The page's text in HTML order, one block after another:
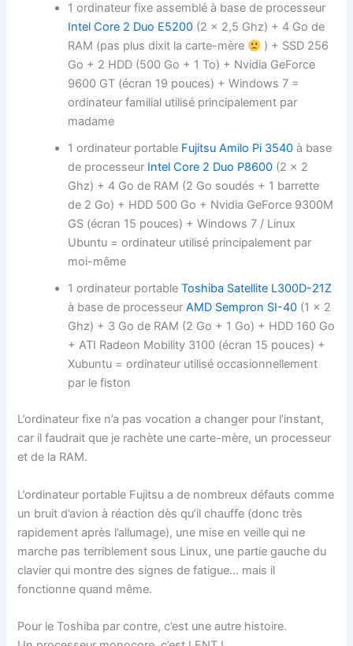
1 ordinateur fixe assemblé à base de processeur
Intel Core 2 Duo E5200 (2 x 2,5 Ghz) + 4 Go de
RAM (pas plus dixit la carte-mère
) + SSD 256
Go + 2 HDD (500 Go + 1 To) + Nvidia GeForce
9600 GT (écran 19 pouces) + Windows 7 =
ordinateur familial utilisé principalement par
madame
1 ordinateur portable Fujitsu Amilo Pi 3540 à base
de processeur Intel Core 2 Duo P8600 (2 x 2
Ghz) + 4 Go de RAM (2 Go soudés + 1 barrette
de 2 Go) + HDD 500 Go + Nvidia GeForce 9300M
GS (écran 15 pouces) + Windows 7 / Linux
Ubuntu = ordinateur utilisé principalement par
moi-même
1 ordinateur portableToshiba Satellite L300D-21Z
à base de processeurAMD Sempron SI-40 (1 x 2
Ghz) + 3 Go de RAM (2 Go + 1 Go) + HDD 160 Go
+ ATI Radeon Mobility 3100 (écran 15 pouces) +
Xubuntu = ordinateur utilisé occasionnellement
par le fiston
L’ordinateur fixe n’a pas vocation a changer pour l’instant,
car il faudrait que je rachète une carte-mère, un processeur
et de la RAM.
L’ordinateur portable Fujitsu a de nombreux défauts comme
un bruit d’avion à réaction dès qu’il chauffe (donc très
rapidement après l’allumage), une mise en veille qui ne
marche pas terriblement sous Linux, une partie gauche du
clavier qui montre des signes de fatigue… mais il
fonctionne quand même.
Pour le Toshiba par contre, c’est une autre histoire.